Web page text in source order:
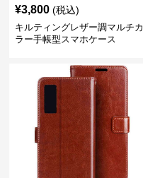
¥3,800 (税込)
キルティングレザー調マルチカ
ラー手帳型スマホケース